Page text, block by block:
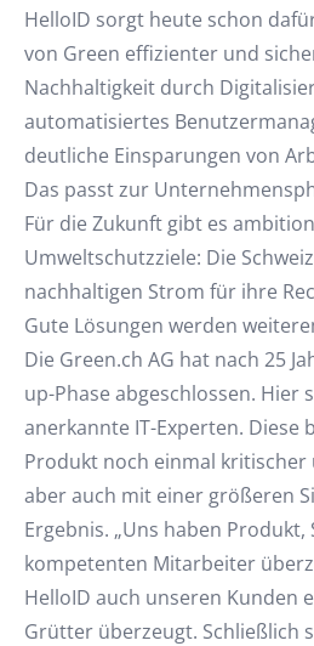
HelloID sorgt heute schon
von Green effizienter und
Nachhaltigkeit durch
automatisiertes
deutliche Einsparungen von
Das passt zur
Für die Zukunft gibt es
Umweltschutzziele: Die
nachhaltigen Strom für ihre
Gute Lösungen werden
Die Green.ch AG hat nach 25
up-Phase abgeschlossen. Hier
anerkannte IT-Experten. Diese
Produkt noch einmal
aber auch mit einer größeren
Ergebnis. „Uns haben Produkt,
kompetenten Mitarbeiter
HelloID auch unseren Kunden
Grütter überzeugt. Schließlich